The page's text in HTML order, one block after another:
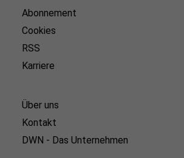
Abonnement
Cookies
RSS
Karriere
Über uns
Kontakt
DWN - Das Unternehmen